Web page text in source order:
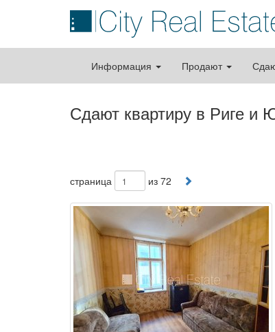
Информация Продают
Сдают квартиру в Риге и
страница из 72